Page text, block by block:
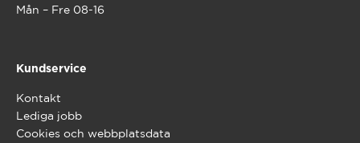
Mån – Fre 08-16
Kundservice
Kontakt
Lediga jobb
Cookies och webbplatsdata